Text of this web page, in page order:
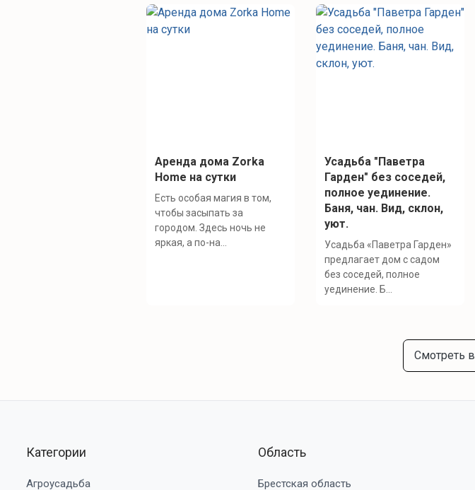
Аренда дома Zorka
Home на сутки
Есть особая магия в том,
чтобы засыпать за
городом. Здесь ночь не
яркая, а по-на...
Усадьба "Паветра
Гарден" без соседей,
полное уединение.
Баня, чан. Вид, склон,
уют.
Усадьба «Паветра Гарден»
предлагает дом с садом
без соседей, полное
уединение. Б...
Смотреть
Категории
Агроусадьба
Область
Брестская область